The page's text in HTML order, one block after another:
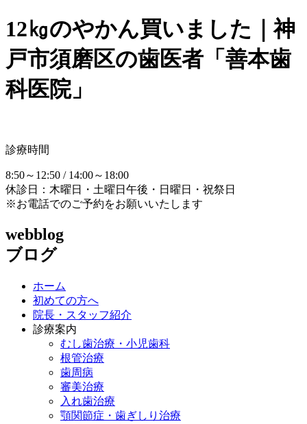
12㎏のやかん買いました｜神
戸市須磨区の歯医者「善本歯
科医院」
診療時間
8:50～12:50 / 14:00～18:00
休診日：木曜日・土曜日午後・日曜日・祝祭日
※お電話でのご予約をお願いいたします
webblog
ブログ
ホーム
初めての方へ
院長・スタッフ紹介
診療案内
むし歯治療・小児歯科
根管治療
歯周病
審美治療
入れ歯治療
顎関節症・歯ぎしり治療